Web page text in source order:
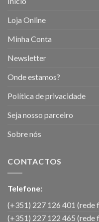
Loja Online
Minha Conta
Newsletter
Onde estamos?
Política de privacidade
Seja nosso parceiro
Sobre nós
CONTACTOS
Telefone:
(+351) 227 126 401 (rede
(+351) 227 122 465 (rede